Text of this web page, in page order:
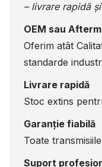
– livrare rapidă
OEM sau
Oferim atât
standarde
Livrare rapidă
Stoc extins
Garanție fiabilă
Toate
Suport